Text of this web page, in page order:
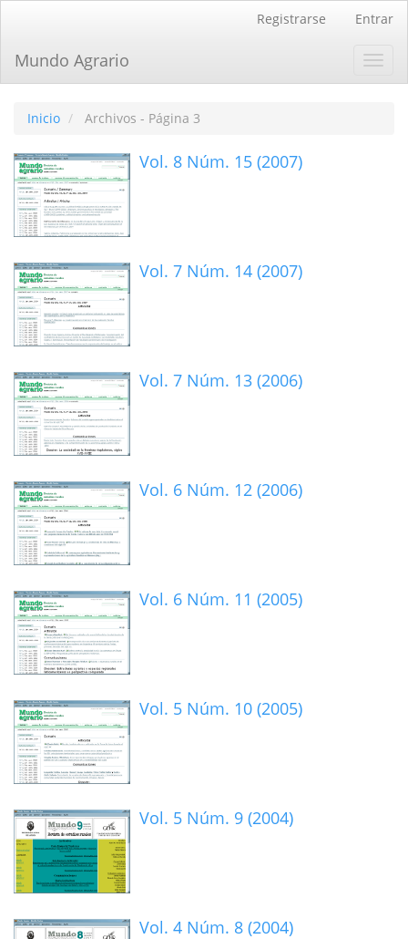
principal
Barra
Registrarse Entrar
Mundo Agrario
Inicio Archivos - Página 3
Vol. 8 Núm. 15 (2007)
Vol. 7 Núm. 14 (2007)
Vol. 7 Núm. 13 (2006)
Vol. 6 Núm. 12 (2006)
Vol. 6 Núm. 11 (2005)
Vol. 5 Núm. 10 (2005)
Vol. 5 Núm. 9 (2004)
Vol. 4 Núm. 8 (2004)